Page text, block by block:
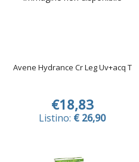
Avene Hydrance Cr Leg Uv+acq T
€18,83
Listino: € 26,90